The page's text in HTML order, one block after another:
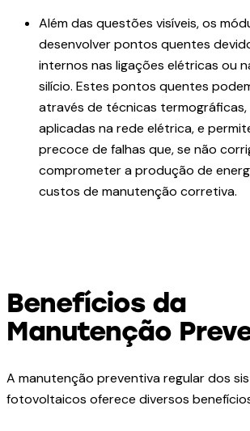
Além das questões visíveis, os
desenvolver pontos quentes
internos nas ligações elétricas ou
silício. Estes pontos quentes
através de técnicas termográficas,
aplicadas na rede elétrica, e
precoce de falhas que, se não
comprometer a produção de
custos de manutenção corretiva.
Benefícios da
Manutenção
A manutenção preventiva regular dos
fotovoltaicos oferece diversos